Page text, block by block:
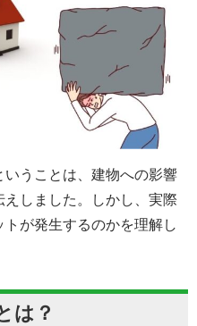
うことは、建物への影響
しました。しかし、実際
が発生するのかを理解し
は？